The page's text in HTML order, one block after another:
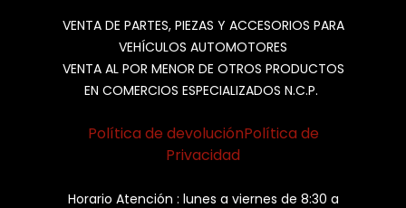
VENTA DE PARTES, PIEZAS Y ACCESORIOS PARA
VEHÍCULOS AUTOMOTORES
VENTA AL POR MENOR DE OTROS PRODUCTOS
EN COMERCIOS ESPECIALIZADOS N.C.P.
Política de devoluciónPolítica de
Privacidad
Horario Atención : lunes a viernes de 8:30 a